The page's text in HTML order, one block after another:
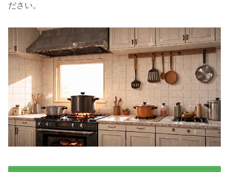
ださい。